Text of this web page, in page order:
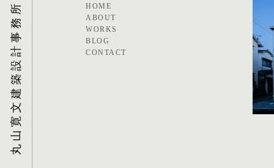
丸山寛文建築設計事務所
HOME
ABOUT
WORKS
BLOG
CONTACT